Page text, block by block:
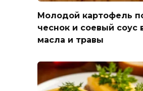
Молодой картофель
чеснок и соевый соус
масла и травы